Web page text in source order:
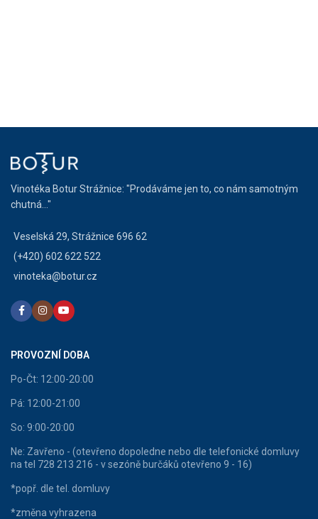
Vinotéka Botur Strážnice: "Prodáváme jen to, co nám samotným
chutná..."
Veselská 29, Strážnice 696 62
(+420) 602 622 522
vinoteka@botur.cz
PROVOZNÍ DOBA
Po-Čt: 12:00-20:00
Pá: 12:00-21:00
So: 9:00-20:00
Ne: Zavřeno - (otevřeno dopoledne nebo dle telefonické domluvy
na tel 728 213 216 - v sezóně burčáků otevřeno 9 - 16)
*popř. dle tel. domluvy
*změna vyhrazena